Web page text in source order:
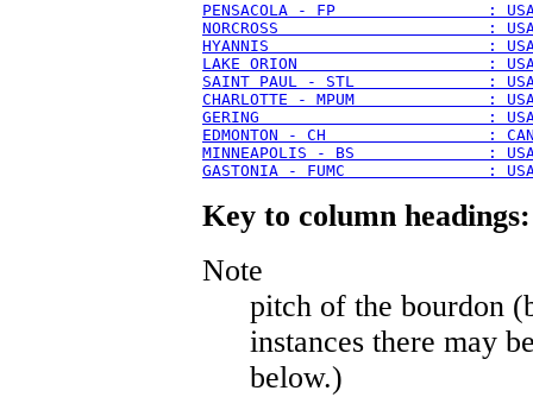
PENSACOLA - FP                :
NORCROSS                      :
HYANNIS                       :
LAKE ORION                    :
SAINT PAUL - STL              :
CHARLOTTE - MPUM              :
GERING                        :
EDMONTON - CH                 :
MINNEAPOLIS - BS              :
GASTONIA - FUMC               :
Key to column headings:
Note
pitch of the bourdon
instances there may
below.)